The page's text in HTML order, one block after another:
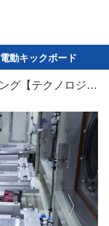
電動キックボード
PVランキング【テクノロジー部門】空飛ぶ技術に広がる夢、全固体電池に高まる期待